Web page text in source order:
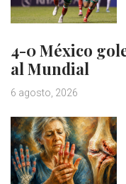
4-0 México
al Mundial
6 agosto, 2026